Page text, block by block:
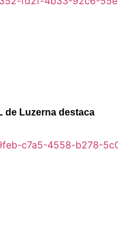
de Luzerna destaca